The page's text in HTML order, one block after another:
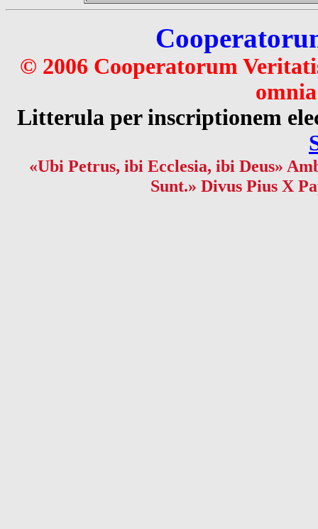
© 2006 Cooperatorum
Litterula per inscriptionem
«Ubi Petrus, ibi Ecclesia, ibi Deus»
Sunt.» Divus Pius X